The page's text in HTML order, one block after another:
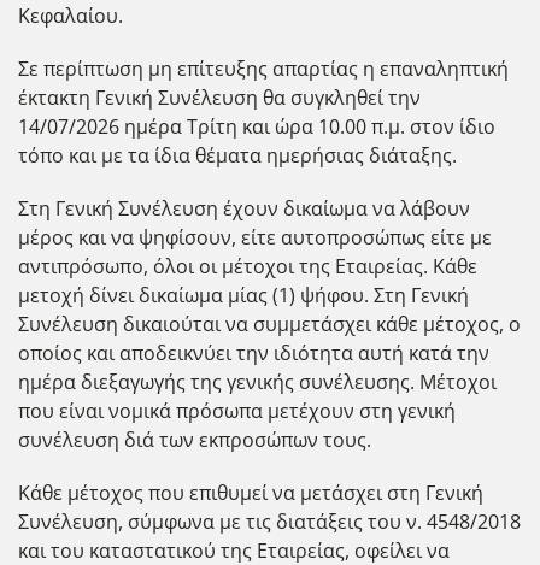
Κεφαλαίου.
Σε περίπτωση μη επίτευξης απαρτίας η επαναληπτική
έκτακτη Γενική Συνέλευση θα συγκληθεί την
14/07/2026 ημέρα Τρίτη και ώρα 10.00 π.μ. στον ίδιο
τόπο και με τα ίδια θέματα ημερήσιας διάταξης.
Στη Γενική Συνέλευση έχουν δικαίωμα να λάβουν
μέρος και να ψηφίσουν, είτε αυτοπροσώπως είτε με
αντιπρόσωπο, όλοι οι μέτοχοι της Εταιρείας. Κάθε
μετοχή δίνει δικαίωμα μίας (1) ψήφου. Στη Γενική
Συνέλευση δικαιούται να συμμετάσχει κάθε μέτοχος, ο
οποίος και αποδεικνύει την ιδιότητα αυτή κατά την
ημέρα διεξαγωγής της γενικής συνέλευσης. Μέτοχοι
που είναι νομικά πρόσωπα μετέχουν στη γενική
συνέλευση διά των εκπροσώπων τους.
Κάθε μέτοχος που επιθυμεί να μετάσχει στη Γενική
Συνέλευση, σύμφωνα με τις διατάξεις του ν. 4548/2018
και του καταστατικού της Εταιρείας, οφείλει να